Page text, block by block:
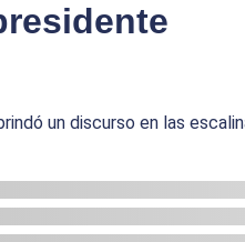
un discurso en las